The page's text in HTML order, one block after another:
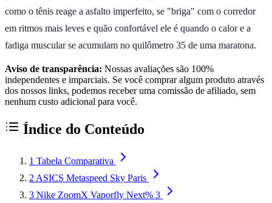
como o tênis reage a asfalto imperfeito, se "briga" com o corredor
em ritmos mais leves e quão confortável ele é quando o calor e a
fadiga muscular se acumulam no quilômetro 35 de uma maratona.
Aviso de transparência: Nossas avaliações são 100%
independentes e imparciais. Se você comprar algum produto através
dos nossos links, podemos receber uma comissão de afiliado, sem
nenhum custo adicional para você.
Índice do Conteúdo
1 Tabela Comparativa
2 ASICS Metaspeed Sky Paris
3 Nike ZoomX Vaporfly Next% 3